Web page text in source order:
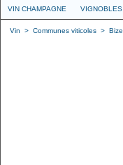
VIN CHAMPAGNE VIGNOBLES
Vin > Communes viticoles > Bize